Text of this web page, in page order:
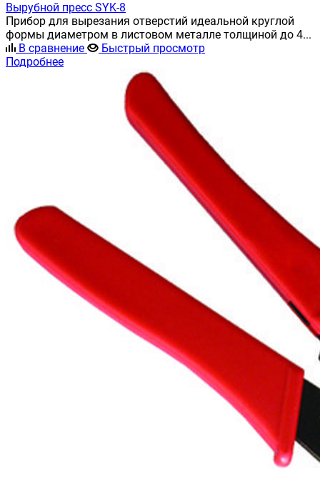
Вырубной пресс SYK-8
Прибор для вырезания отверстий идеальной круглой
формы диаметром в листовом металле толщиной до 4...
В сравнение
Быстрый просмотр
Подробнее